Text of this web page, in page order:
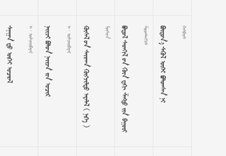
  
      
     
       
        
    